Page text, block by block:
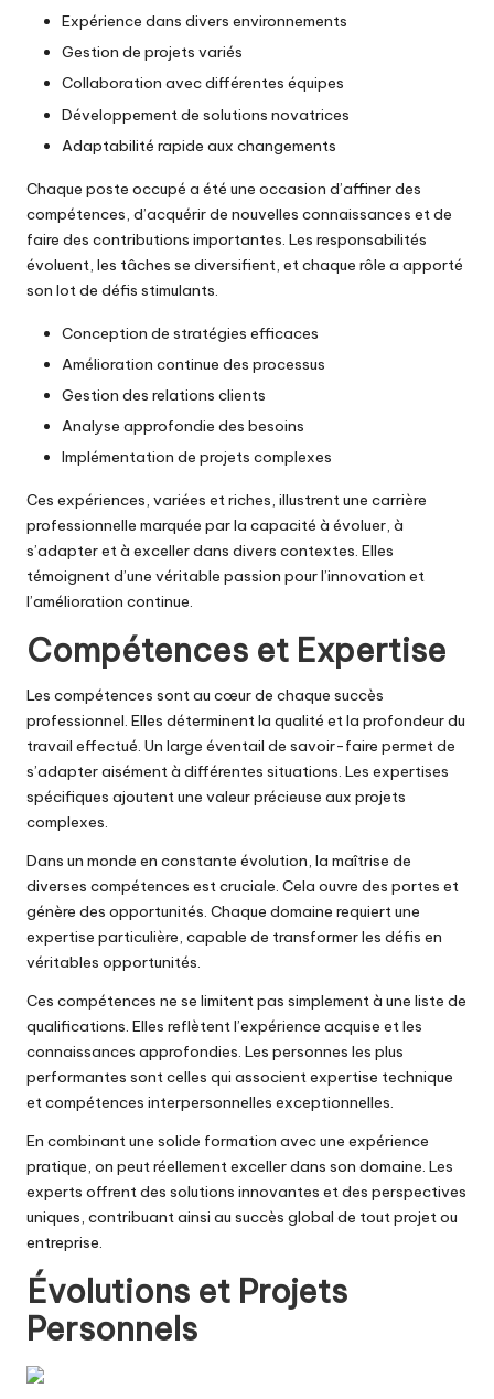
Expérience dans divers environnements
Gestion de projets variés
Collaboration avec différentes équipes
Développement de solutions novatrices
Adaptabilité rapide aux changements
Chaque poste occupé a été une occasion d’affiner des
compétences, d’acquérir de nouvelles connaissances et de
faire des contributions importantes. Les responsabilités
évoluent, les tâches se diversifient, et chaque rôle a apporté
son lot de défis stimulants.
Conception de stratégies efficaces
Amélioration continue des processus
Gestion des relations clients
Analyse approfondie des besoins
Implémentation de projets complexes
Ces expériences, variées et riches, illustrent une carrière
professionnelle marquée par la capacité à évoluer, à
s’adapter et à exceller dans divers contextes. Elles
témoignent d’une véritable passion pour l’innovation et
l’amélioration continue.
Compétences et Expertise
Les compétences sont au cœur de chaque succès
professionnel. Elles déterminent la qualité et la profondeur du
travail effectué. Un large éventail de savoir-faire permet de
s’adapter aisément à différentes situations. Les expertises
spécifiques ajoutent une valeur précieuse aux projets
complexes.
Dans un monde en constante évolution, la maîtrise de
diverses compétences est cruciale. Cela ouvre des portes et
génère des opportunités. Chaque domaine requiert une
expertise particulière, capable de transformer les défis en
véritables opportunités.
Ces compétences ne se limitent pas simplement à une liste de
qualifications. Elles reflètent l’expérience acquise et les
connaissances approfondies. Les personnes les plus
performantes sont celles qui associent expertise technique
et compétences interpersonnelles exceptionnelles.
En combinant une solide formation avec une expérience
pratique, on peut réellement exceller dans son domaine. Les
experts offrent des solutions innovantes et des perspectives
uniques, contribuant ainsi au succès global de tout projet ou
entreprise.
Évolutions et Projets
Personnels